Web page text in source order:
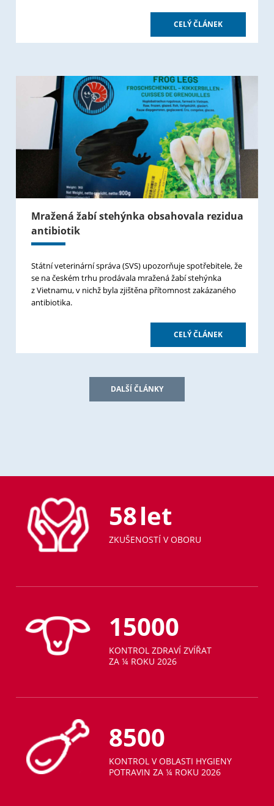
CELÝ ČLÁNEK
Mražená žabí stehýnka obsahovala rezidua
antibiotik
Státní veterinární správa (SVS) upozorňuje spotřebitele, že
se na českém trhu prodávala mražená žabí stehýnka
z Vietnamu, v nichž byla zjištěna přítomnost zakázaného
antibiotika.
CELÝ ČLÁNEK
DALŠÍ ČLÁNKY
58let
ZKUŠENOSTÍ V OBORU
15000
KONTROL ZDRAVÍ ZVÍŘAT
ZA ¼ ROKU 2026
8500
KONTROL V OBLASTI HYGIENY
POTRAVIN ZA ¼ ROKU 2026